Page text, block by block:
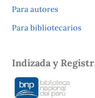
Para autores
Para bibliotecarios
Indizada y